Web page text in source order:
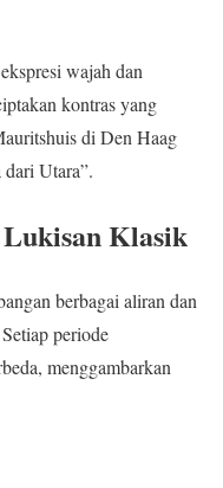
wajah dan
kontras yang
di Den Haag
Utara”.
Klasik
berbagai aliran dan
periode
menggambarkan